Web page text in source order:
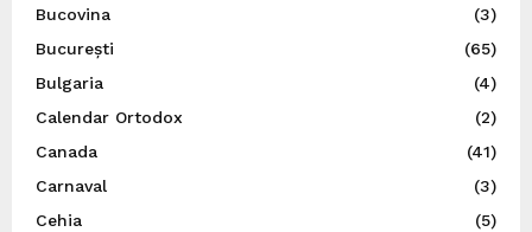
Bucovina
(3)
București
(65)
Bulgaria
(4)
Calendar Ortodox
(2)
Canada
(41)
Carnaval
(3)
Cehia
(5)